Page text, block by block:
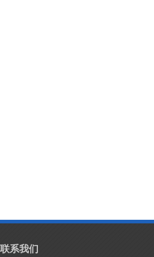
联系我们